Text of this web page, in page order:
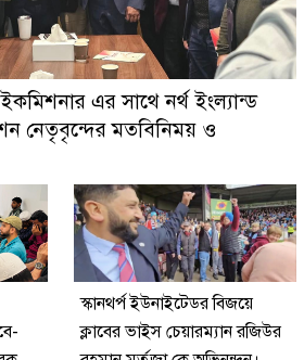
এর সাথে নর্থ ইংল্যান্ড
নেতৃবৃন্দের মতবিনিময় ও
স্কানথর্প ইউনাইটেডর বিজয়ে
ক্লাবের ভাইস চেয়ারম্যান রজিউর